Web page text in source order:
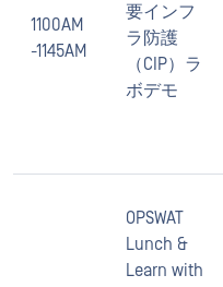
1100AM
-1145AM
要インフ
ラ防護
（CIP）ラ
ボデモ
OPSWAT
Lunch &
Learn with